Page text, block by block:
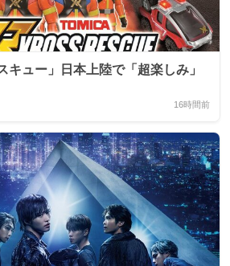
キュー」日本上陸で「超楽しみ」
16時間前